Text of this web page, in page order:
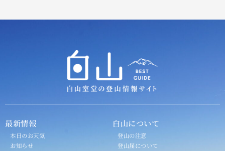
最新情報
本日のお天気
お知らせ
白山について
登山の注意
登山届について